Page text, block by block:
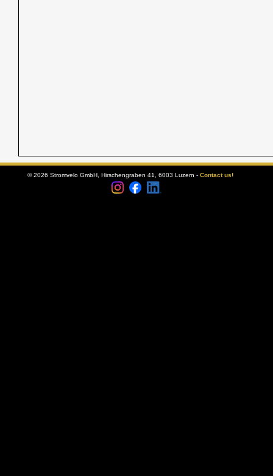
© 2026 Stromvelo GmbH, Hirschengraben 41, 6003 Luzern - Contact us!